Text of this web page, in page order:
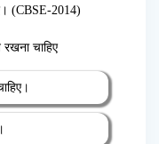
(CBSE-2014)
रखना चाहिए